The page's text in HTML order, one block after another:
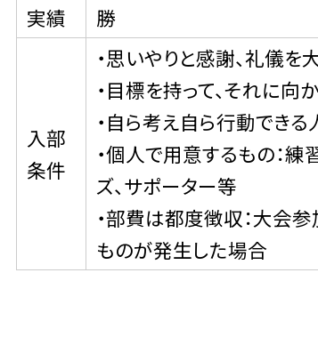
実績
勝
入部
条件
・思いやりと感謝、礼儀を
・目標を持って、それに向
・自ら考え自ら行動できる
・個人で用意するもの：練
ズ、サポーター等
・部費は都度徴収：大会
ものが発生した場合